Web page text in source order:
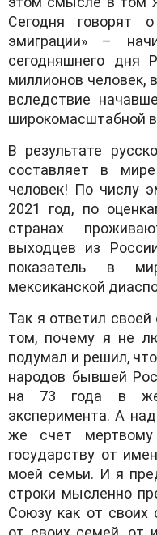
Сегодня говорят
эмиграции» –
сегодняшнего дня
миллионов человек,
вследствие
широкомасштабной
В результате
составляет в
человек! По числу
2021 год, по
странах
выходцев из
показатель в
мексиканской
Так я ответил
том, почему я не
подумал и решил,
народов бывшей
на 73 года в
эксперимента. А
же счет мертвому
государству от
моей семьи. И я
строки мысленно
Союзу как от своих